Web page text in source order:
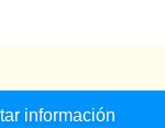
información